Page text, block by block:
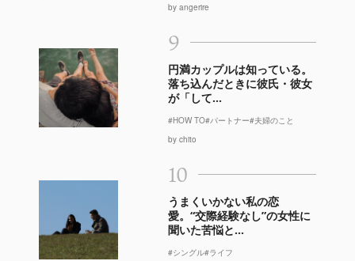
by angerire
9
円満カップルは知っている。
落ち込んだときに彼氏・彼女
が「して...
#HOW TO#パートナー#夫婦のこと
by chito
10
うまくいかない私の恋
愛。“交際経験なし”の女性に
聞いた苦悩と...
#シングル#ライフ